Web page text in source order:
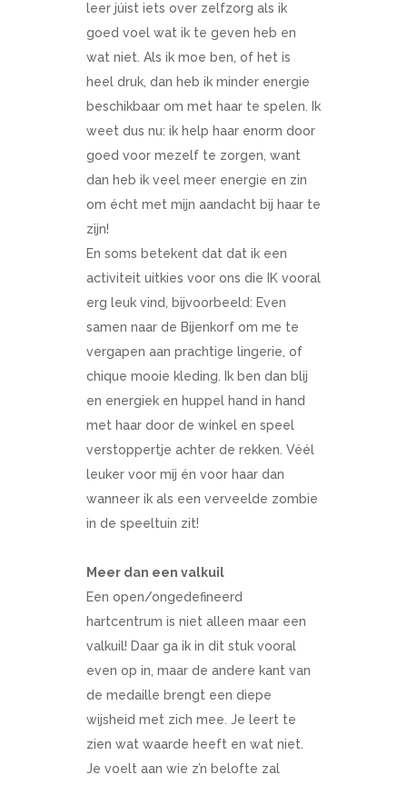
leer júist iets over zelfzorg als ik
goed voel wat ik te geven heb en
wat niet. Als ik moe ben, of het is
heel druk, dan heb ik minder energie
beschikbaar om met haar te spelen. Ik
weet dus nu: ik help haar enorm door
goed voor mezelf te zorgen, want
dan heb ik veel meer energie en zin
om écht met mijn aandacht bij haar te
zijn!
En soms betekent dat dat ik een
activiteit uitkies voor ons die IK vooral
erg leuk vind, bijvoorbeeld: Even
samen naar de Bijenkorf om me te
vergapen aan prachtige lingerie, of
chique mooie kleding. Ik ben dan blij
en energiek en huppel hand in hand
met haar door de winkel en speel
verstoppertje achter de rekken. Véél
leuker voor mij én voor haar dan
wanneer ik als een verveelde zombie
in de speeltuin zit!
Meer dan een valkuil
Een open/ongedefineerd
hartcentrum is niet alleen maar een
valkuil! Daar ga ik in dit stuk vooral
even op in, maar de andere kant van
de medaille brengt een diepe
wijsheid met zich mee. Je leert te
zien wat waarde heeft en wat niet.
Je voelt aan wie z’n belofte zal